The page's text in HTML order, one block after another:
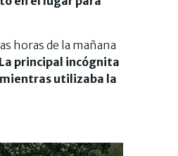
horas de la mañana
La principal incógnita
mientras utilizaba la